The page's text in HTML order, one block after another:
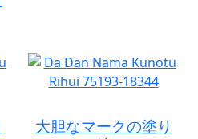
大胆なマークの塗り